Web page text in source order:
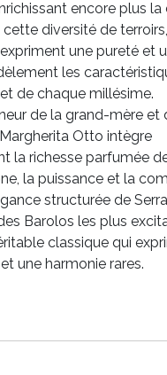
encore plus
cette diversité de
une pureté et
les
de chaque millésime.
de la grand-mère
Otto intègre
la richesse parfumée
la puissance et la
structurée de
Barolos les plus
classique qui
une harmonie rares.